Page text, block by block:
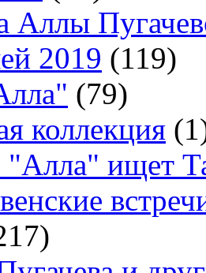
Аллы
2019 (119)
(79)
коллекция
"Алла" ищет